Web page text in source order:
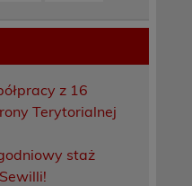
z 16
Terytorialnej
staż